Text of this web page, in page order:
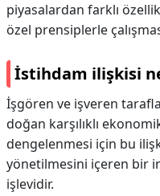
piyasalardan farklı
özel prensiplerle
İstihdam ilişkisi
İşgören ve işveren
doğan karşılıklı
dengelenmesi için bu
yönetilmesini içeren bir
işlevidir.